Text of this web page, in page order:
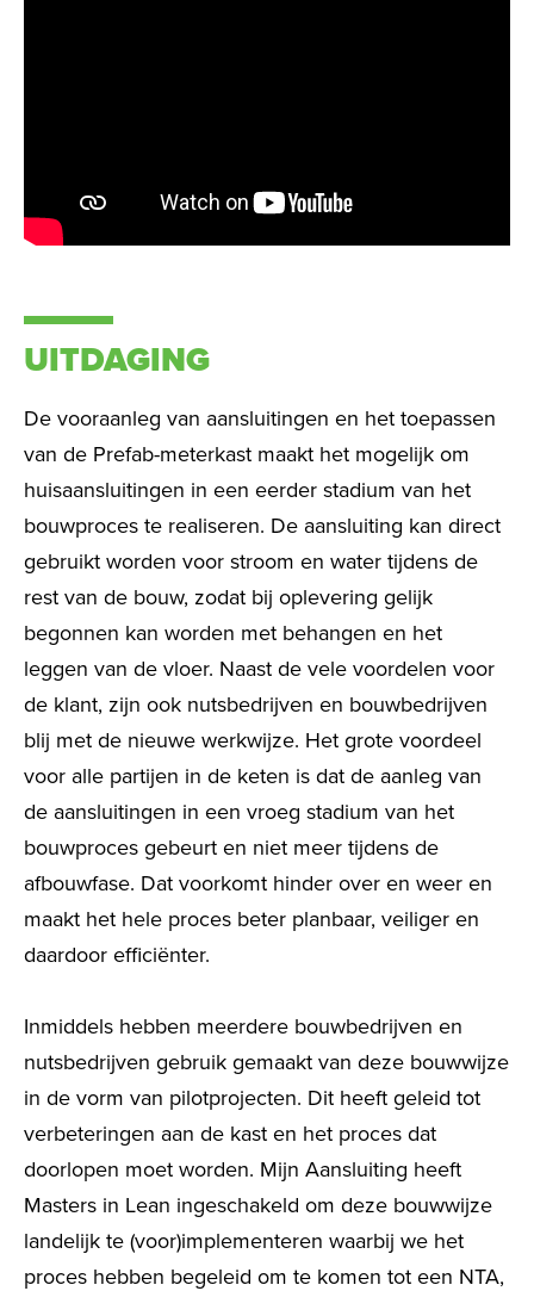
UITDAGING
De vooraanleg van aansluitingen en het toepassen
van de Prefab-meterkast maakt het mogelijk om
huisaansluitingen in een eerder stadium van het
bouwproces te realiseren. De aansluiting kan direct
gebruikt worden voor stroom en water tijdens de
rest van de bouw, zodat bij oplevering gelijk
begonnen kan worden met behangen en het
leggen van de vloer. Naast de vele voordelen voor
de klant, zijn ook nutsbedrijven en bouwbedrijven
blij met de nieuwe werkwijze. Het grote voordeel
voor alle partijen in de keten is dat de aanleg van
de aansluitingen in een vroeg stadium van het
bouwproces gebeurt en niet meer tijdens de
afbouwfase. Dat voorkomt hinder over en weer en
maakt het hele proces beter planbaar, veiliger en
daardoor efficiënter.
Inmiddels hebben meerdere bouwbedrijven en
nutsbedrijven gebruik gemaakt van deze bouwwijze
in de vorm van pilotprojecten. Dit heeft geleid tot
verbeteringen aan de kast en het proces dat
doorlopen moet worden. Mijn Aansluiting heeft
Masters in Lean ingeschakeld om deze bouwwijze
landelijk te (voor)implementeren waarbij we het
proces hebben begeleid om te komen tot een NTA,